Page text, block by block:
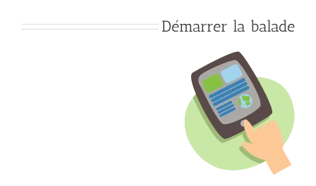
Démarrer la balade